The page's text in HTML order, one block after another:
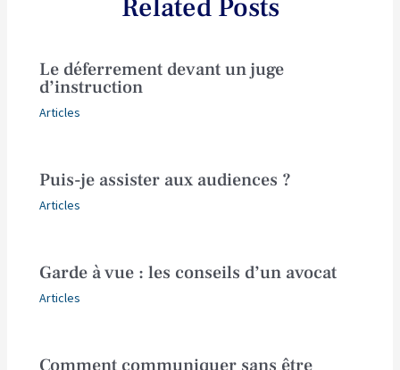
Related Posts
Le déferrement devant un juge
d’instruction
Articles
Puis-je assister aux audiences ?
Articles
Garde à vue : les conseils d’un avocat
Articles
Comment communiquer sans être